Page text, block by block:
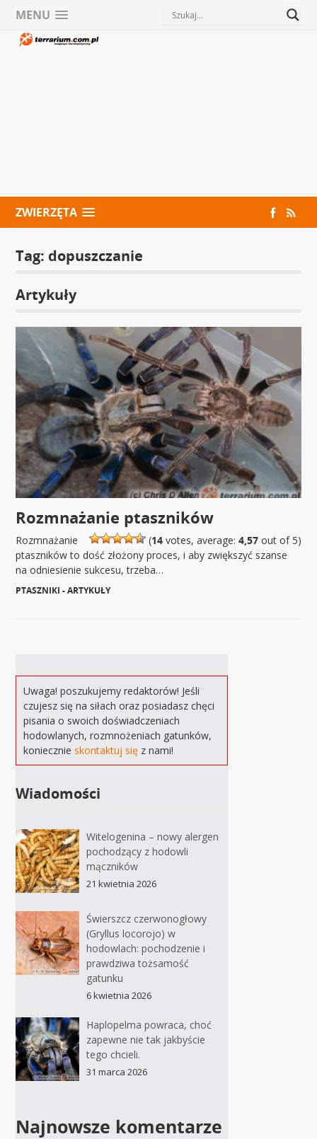
MENU
ZWIERZĘTA
Tag: dopuszczanie
Artykuły
Rozmnażanie ptaszników
(14votes, average: 4,57out of 5)
Rozmnażanie
ptaszników to dość złożony proces, i aby zwiększyć szanse
na odniesienie sukcesu, trzeba…
PTASZNIKI - ARTYKUŁY
Uwaga! poszukujemy redaktorów! Jeśli
czujesz się na siłach oraz posiadasz chęci
pisania o swoich doświadczeniach
hodowlanych, rozmnożeniach gatunków,
koniecznieskontaktuj się z nami!
Wiadomości
Witelogenina – nowy alergen
pochodzący z hodowli
mączników
21 kwietnia 2026
Świerszcz czerwonogłowy
(Gryllus locorojo) w
hodowlach: pochodzenie i
prawdziwa tożsamość
gatunku
6 kwietnia 2026
Haplopelma powraca, choć
zapewne nie tak jakbyście
tego chcieli.
31 marca 2026
Najnowsze komentarze